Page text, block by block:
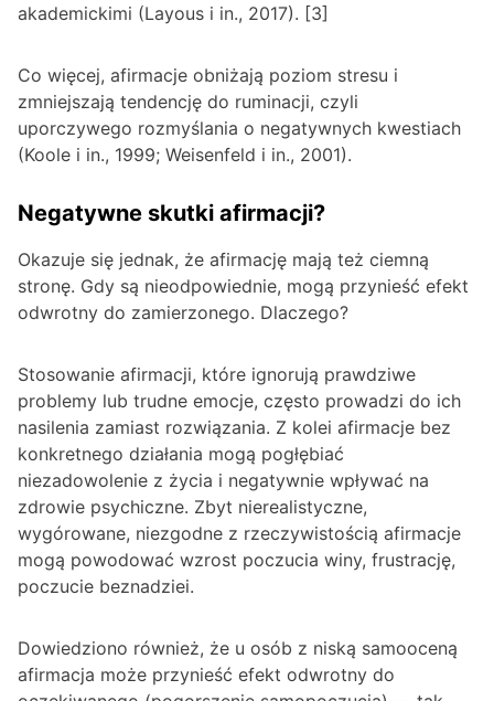
akademickimi (Layous i in., 2017). [3]
Co więcej, afirmacje obniżają poziom stresu i
zmniejszają tendencję do ruminacji, czyli
uporczywego rozmyślania o negatywnych kwestiach
(Koole i in., 1999; Weisenfeld i in., 2001).
Negatywne skutki afirmacji?
Okazuje się jednak, że afirmację mają też ciemną
stronę. Gdy są nieodpowiednie, mogą przynieść efekt
odwrotny do zamierzonego. Dlaczego?
Stosowanie afirmacji, które ignorują prawdziwe
problemy lub trudne emocje, często prowadzi do ich
nasilenia zamiast rozwiązania. Z kolei afirmacje bez
konkretnego działania mogą pogłębiać
niezadowolenie z życia i negatywnie wpływać na
zdrowie psychiczne. Zbyt nierealistyczne,
wygórowane, niezgodne z rzeczywistością afirmacje
mogą powodować wzrost poczucia winy, frustrację,
poczucie beznadziei.
Dowiedziono również, że u osób z niską samooceną
afirmacja może przynieść efekt odwrotny do